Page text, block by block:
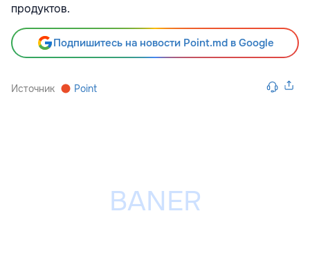
продуктов.
Подпишитесь на новости Point.md в Google
Источник Point